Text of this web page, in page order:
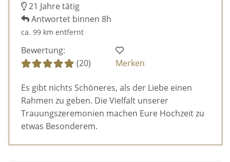
21 Jahre tätig
Antwortet binnen 8h
ca. 99 km entfernt
Bewertung:
(20)
Merken
Es gibt nichts Schöneres, als der Liebe einen
Rahmen zu geben. Die Vielfalt unserer
Trauungszeremonien machen Eure Hochzeit zu
etwas Besonderem.